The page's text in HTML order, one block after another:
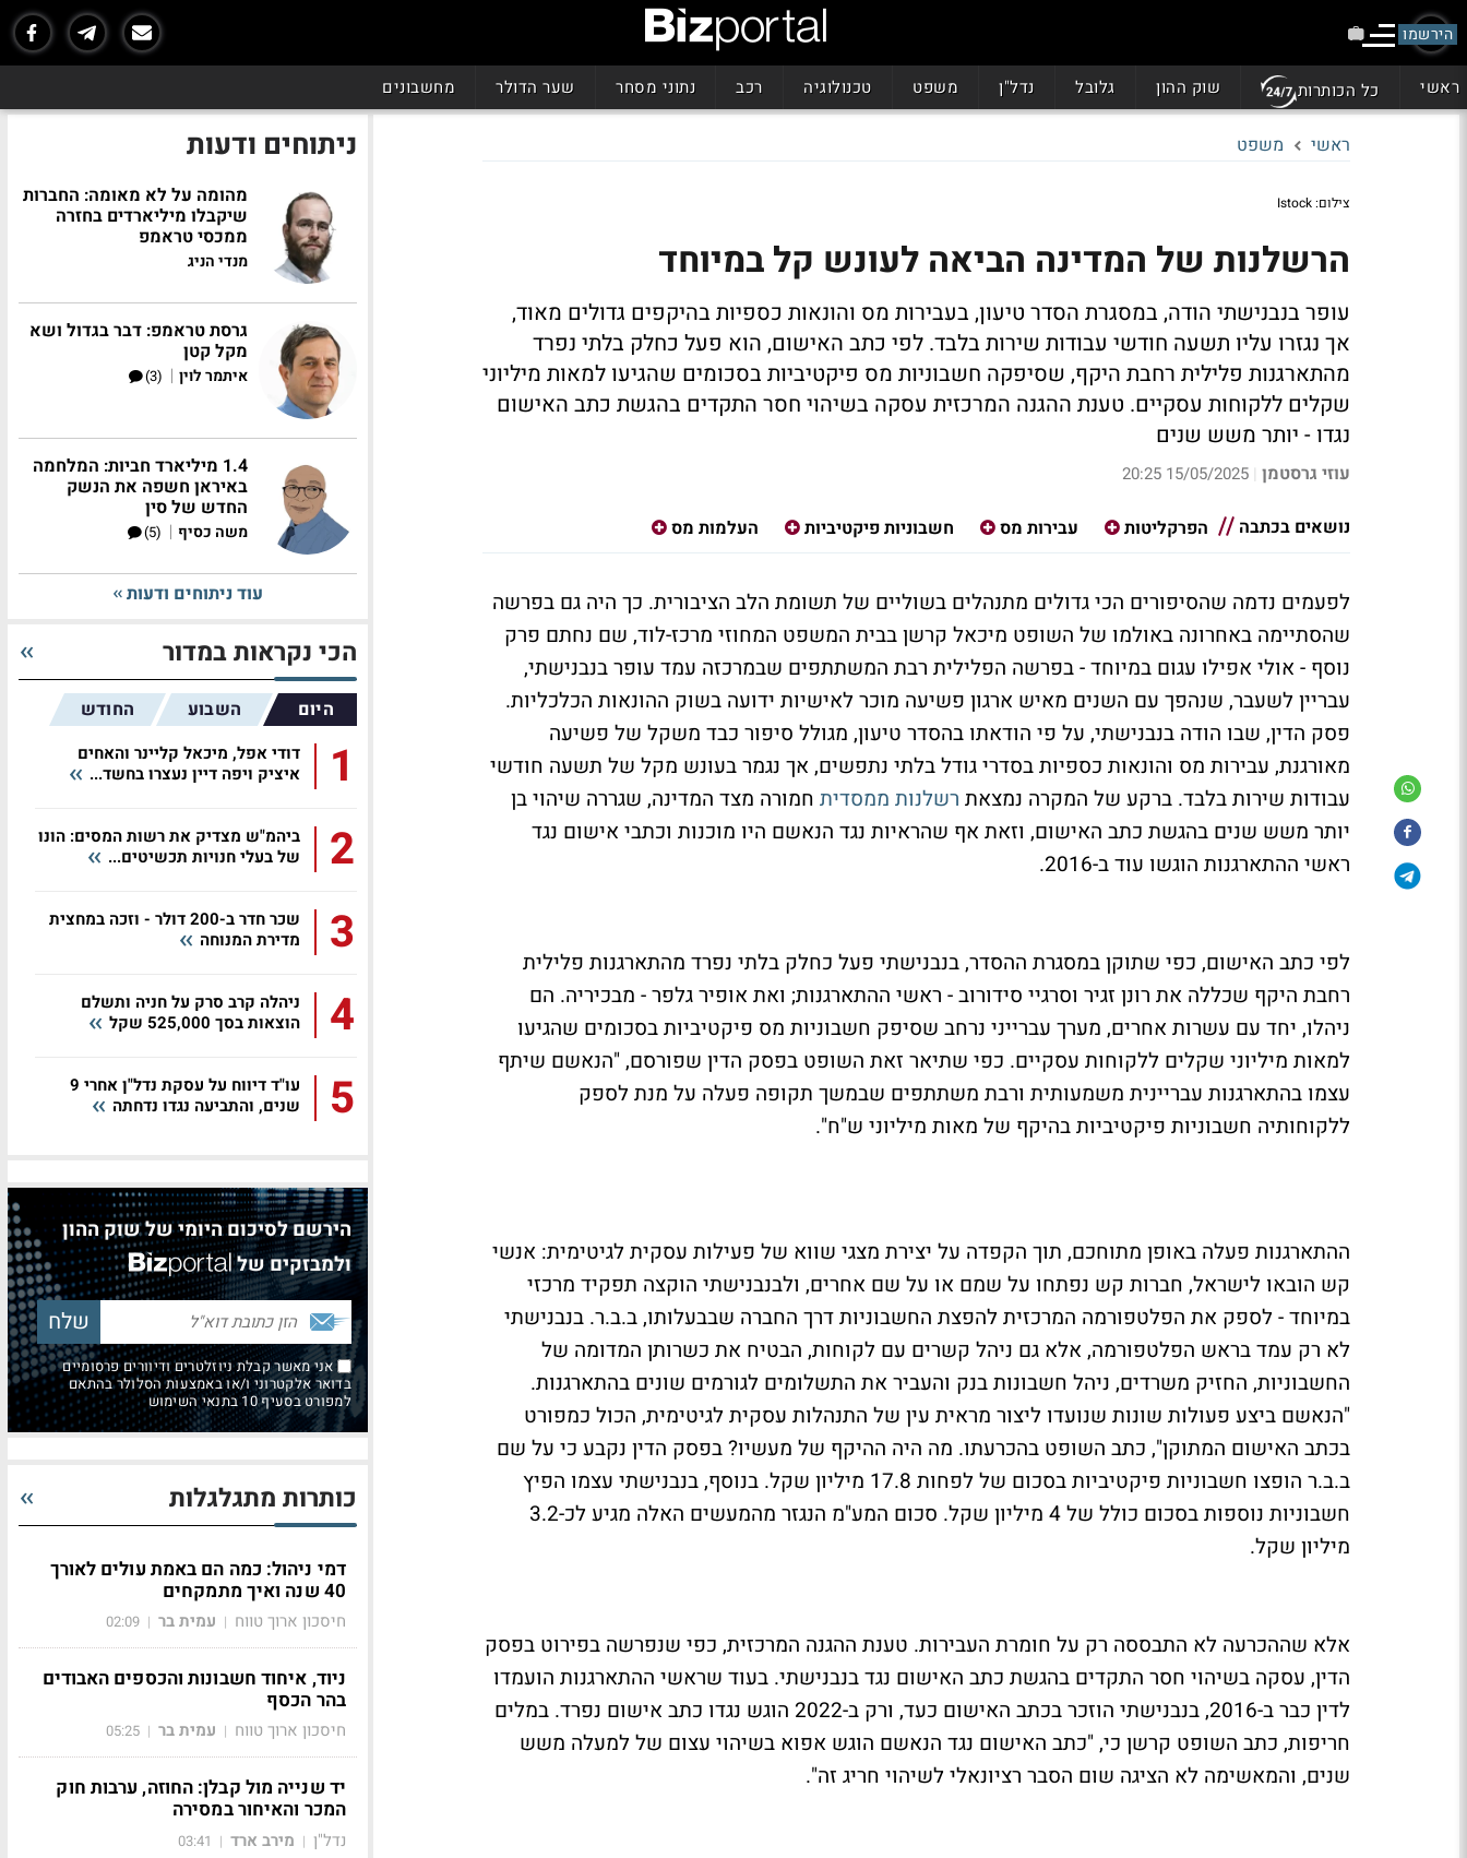
הירשמו
ראשי כל הכותרות שוק ההון גלובל נדל"ן משפט טכנולוגיה רכב נתוני מסחר שער הדולר מחשבונים
ראשי משפט
צילום: Istock
הרשלנות של המדינה הביאה לעונש קל במיוחד
עופר בנבנישתי הודה, במסגרת הסדר טיעון, בעבירות מס והונאות כספיות בהיקפים גדולים מאוד,
אך נגזרו עליו תשעה חודשי עבודות שירות בלבד. לפי כתב האישום, הוא פעל כחלק בלתי נפרד
מהתארגנות פלילית רחבת היקף, שסיפקה חשבוניות מס פיקטיביות בסכומים שהגיעו למאות מיליוני
שקלים ללקוחות עסקיים. טענת ההגנה המרכזית עסקה בשיהוי חסר התקדים בהגשת כתב האישום
נגדו - יותר משש שנים
עוזי גרסטמן |
15/05/2025 20:25
נושאים בכתבה הפרקליטות עבירות מס חשבוניות פיקטיביות העלמות מס
לפעמים נדמה שהסיפורים הכי גדולים מתנהלים בשוליים של תשומת הלב הציבורית. כך היה גם בפרשה
שהסתיימה באחרונה באולמו של השופט מיכאל קרשן בבית המשפט המחוזי מרכז-לוד, שם נחתם פרק
נוסף - אולי אפילו עגום במיוחד - בפרשה הפלילית רבת המשתתפים שבמרכזה עמד עופר בנבנישתי,
עבריין לשעבר, שנהפך עם השנים מאיש ארגון פשיעה מוכר לאישיות ידועה בשוק ההונאות הכלכליות.
פסק הדין, שבו הודה בנבנישתי, על פי הודאתו בהסדר טיעון, מגולל סיפור כבד משקל של פשיעה
מאורגנת, עבירות מס והונאות כספיות בסדרי גודל בלתי נתפשים, אך נגמר בעונש מקל של תשעה חודשי
עבודות שירות בלבד. ברקע של המקרה נמצאת רשלנות ממסדית חמורה מצד המדינה, שגררה שיהוי בן
יותר משש שנים בהגשת כתב האישום, וזאת אף שהראיות נגד הנאשם היו מוכנות וכתבי אישום נגד
ראשי ההתארגנות הוגשו עוד ב-2016.
לפי כתב האישום, כפי שתוקן במסגרת ההסדר, בנבנישתי פעל כחלק בלתי נפרד מהתארגנות פלילית
רחבת היקף שכללה את רונן זגיר וסרגיי סידורוב - ראשי ההתארגנות; ואת אופיר גלפר - מבכיריה. הם
ניהלו, יחד עם עשרות אחרים, מערך עברייני נרחב שסיפק חשבוניות מס פיקטיביות בסכומים שהגיעו
למאות מיליוני שקלים ללקוחות עסקיים. כפי שתיאר זאת השופט בפסק הדין שפורסם, "הנאשם שיתף
עצמו בהתארגנות עבריינית משמעותית ורבת משתתפים שבמשך תקופה פעלה על מנת לספק
ללקוחותיה חשבוניות פיקטיביות בהיקף של מאות מיליוני ש"ח".
ההתארגנות פעלה באופן מתוחכם, תוך הקפדה על יצירת מצגי שווא של פעילות עסקית לגיטימית: אנשי
קש הובאו לישראל, חברות קש נפתחו על שמם או על שם אחרים, ולבנבנישתי הוקצה תפקיד מרכזי
במיוחד - לספק את הפלטפורמה המרכזית להפצת החשבוניות דרך החברה שבבעלותו, ב.ב.ר. בנבנישתי
לא רק עמד בראש הפלטפורמה, אלא גם ניהל קשרים עם לקוחות, הבטיח את כשרותן המדומה של
החשבוניות, החזיק משרדים, ניהל חשבונות בנק והעביר את התשלומים לגורמים שונים בהתארגנות.
"הנאשם ביצע פעולות שונות שנועדו ליצור מראית עין של התנהלות עסקית לגיטימית, הכול כמפורט
בכתב האישום המתוקן", כתב השופט בהכרעתו. מה היה ההיקף של מעשיו? בפסק הדין נקבע כי על שם
ב.ב.ר הופצו חשבוניות פיקטיביות בסכום של לפחות 17.8 מיליון שקל. בנוסף, בנבנישתי עצמו הפיץ
חשבוניות נוספות בסכום כולל של 4 מיליון שקל. סכום המע"מ הנגזר מהמעשים האלה מגיע לכ-3.2
מיליון שקל.
אלא שההכרעה לא התבססה רק על חומרת העבירות. טענת ההגנה המרכזית, כפי שנפרשה בפירוט בפסק
הדין, עסקה בשיהוי חסר התקדים בהגשת כתב האישום נגד בנבנישתי. בעוד שראשי ההתארגנות הועמדו
לדין כבר ב-2016, בנבנישתי הוזכר בכתב האישום כעד, ורק ב-2022 הוגש נגדו כתב אישום נפרד. במלים
חריפות, כתב השופט קרשן כי, "כתב האישום נגד הנאשם הוגש אפוא בשיהוי עצום של למעלה משש
שנים, והמאשימה לא הציגה שום הסבר רציונאלי לשיהוי חריג זה".
ניתוחים ודעות
מהומה על לא מאומה: החברות
שיקבלו מיליארדים בחזרה
ממכסי טראמפ
מנדי הניג
גרסת טראמפ: דבר בגדול ושא
מקל קטן
איתמר לוין |
(3)
1.4 מיליארד חביות: המלחמה
באיראן חשפה את הנשק
החדש של סין
משה כסיף |
(5)
עוד ניתוחים ודעות
הכי נקראות במדור
היום השבוע החודש
1
דודי אפל, מיכאל קליינר והאחים
איציק ויפה דיין נעצרו בחשד...
2
ביהמ"ש מצדיק את רשות המסים: הונו
של בעלי חנויות תכשיטים...
3
שכר חדר ב-200 דולר - וזכה במחצית
מדירת המנוחה
4
ניהלה קרב סרק על חניה ותשלם
הוצאות בסך 525,000 שקל
5
עו"ד דיווח על עסקת נדל"ן אחרי 9
שנים, והתביעה נגדו נדחתה
הירשם לסיכום היומי של שוק ההון
ולמבזקים של
אני מאשר קבלת ניוזלטרים ודיוורים פרסומיים
בדואר אלקטרוני ו/או באמצעות הסלולר בהתאם
למפורט בסעיף 10 בתנאי השימוש
כותרות מתגלגלות
דמי ניהול: כמה הם באמת עולים לאורך
40 שנה ואיך מתמקחים
חיסכון ארוך טווח | עמית בר |
02:09
ניוד, איחוד חשבונות והכספים האבודים
בהר הכסף
חיסכון ארוך טווח | עמית בר |
05:25
יד שנייה מול קבלן: החוזה, ערבות חוק
המכר והאיחור במסירה
נדל"ן | מירב ארד |
03:41